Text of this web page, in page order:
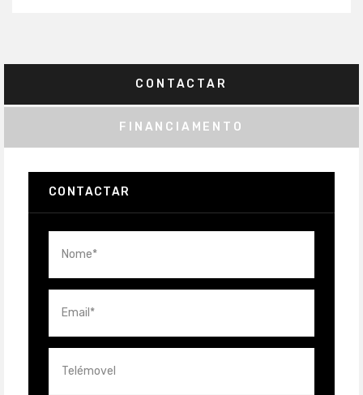
CONTACTAR
FINANCIAMENTO
CONTACTAR